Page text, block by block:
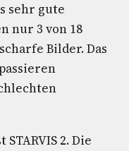
sehr gute
nur 3 von 18
Bilder. Das
2. Die